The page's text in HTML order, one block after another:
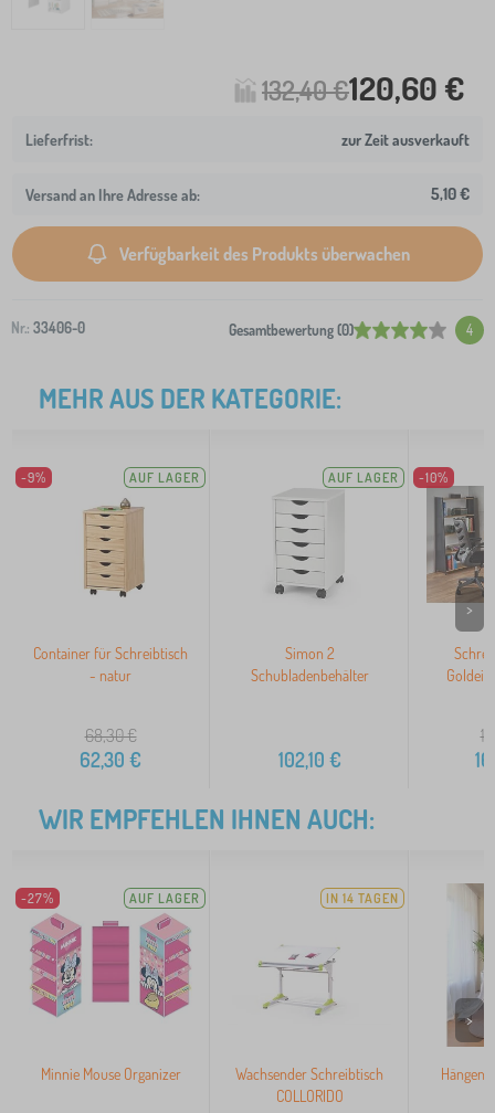
132,40 €120,60 €
zur Zeit ausverkauft
Versand an Ihre Adresse ab: 5,10 €
Verfügbarkeit des Produkts überwachen
Nr.: 33406-0 Gesamtbewertung (0) 4
MEHR AUS DER KATEGORIE:
-9% AUF LAGER
Container für Schreibtisch
- natur
68,30€
62,30 €
AUF LAGER
Simon 2
Schubladenbehälter
102,10 €
-10%
>
WIR EMPFEHLEN IHNEN AUCH:
-27% AUF LAGER
Minnie Mouse Organizer
IN 14 TAGEN
Wachsender Schreibtisch
COLLORIDO
>